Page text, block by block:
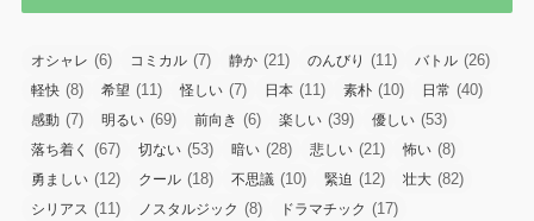
オシャレ (6) コミカル (7) 静か (21) のんびり (11) バトル (26)
軽快 (8) 希望 (11) 怪しい (7) 日本 (11) 素朴 (10) 日常 (40)
感動 (7) 明るい (69) 前向き (6) 楽しい (39) 優しい (53)
落ち着く (67) 切ない (53) 暗い (28) 悲しい (21) 怖い (8)
勇ましい (12) クール (18) 不思議 (10) 緊迫 (12) 壮大 (82)
シリアス (11) ノスタルジック (8) ドラマチック (17)